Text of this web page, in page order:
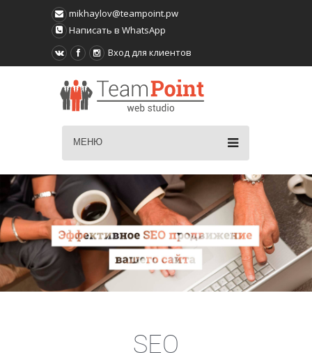
mikhaylov@teampoint.pw
Написать в WhatsApp
Вход для клиентов
МЕНЮ
SEO